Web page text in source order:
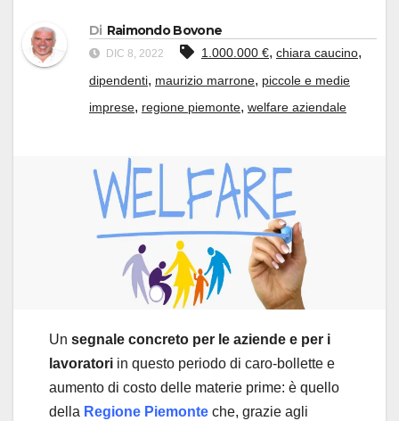
Di Raimondo Bovone
DIC 8, 2022 1.000.000 €, chiara caucino,
dipendenti, maurizio marrone, piccole e medie
imprese, regione piemonte, welfare aziendale
Un segnale concreto per le aziende e per i
lavoratori in questo periodo di caro-bollette e
aumento di costo delle materie prime: è quello
della Regione Piemonte che, grazie agli